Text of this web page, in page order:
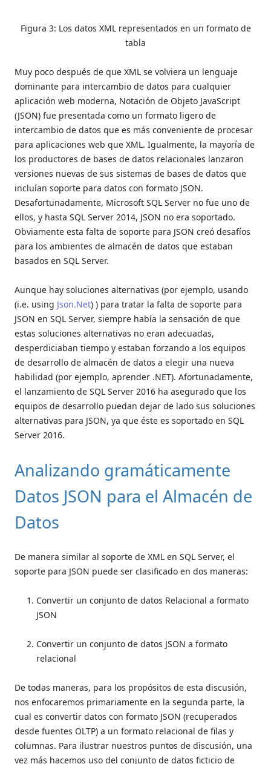
Figura 3: Los datos XML representados en un formato de
tabla
Muy poco después de que XML se volviera un lenguaje
dominante para intercambio de datos para cualquier
aplicación web moderna, Notación de Objeto JavaScript
(JSON) fue presentada como un formato ligero de
intercambio de datos que es más conveniente de procesar
para aplicaciones web que XML. Igualmente, la mayoría de
los productores de bases de datos relacionales lanzaron
versiones nuevas de sus sistemas de bases de datos que
incluían soporte para datos con formato JSON.
Desafortunadamente, Microsoft SQL Server no fue uno de
ellos, y hasta SQL Server 2014, JSON no era soportado.
Obviamente esta falta de soporte para JSON creó desafíos
para los ambientes de almacén de datos que estaban
basados en SQL Server.
Aunque hay soluciones alternativas (por ejemplo, usando
(i.e. using Json.Net) ) para tratar la falta de soporte para
JSON en SQL Server, siempre había la sensación de que
estas soluciones alternativas no eran adecuadas,
desperdiciaban tiempo y estaban forzando a los equipos
de desarrollo de almacén de datos a elegir una nueva
habilidad (por ejemplo, aprender .NET). Afortunadamente,
el lanzamiento de SQL Server 2016 ha asegurado que los
equipos de desarrollo puedan dejar de lado sus soluciones
alternativas para JSON, ya que éste es soportado en SQL
Server 2016.
Analizando gramáticamente
Datos JSON para el Almacén de
Datos
De manera similar al soporte de XML en SQL Server, el
soporte para JSON puede ser clasificado en dos maneras:
Convertir un conjunto de datos Relacional a formato
JSON
Convertir un conjunto de datos JSON a formato
relacional
De todas maneras, para los propósitos de esta discusión,
nos enfocaremos primariamente en la segunda parte, la
cual es convertir datos con formato JSON (recuperados
desde fuentes OLTP) a un formato relacional de filas y
columnas. Para ilustrar nuestros puntos de discusión, una
vez más hacemos uso del conjunto de datos ficticio de